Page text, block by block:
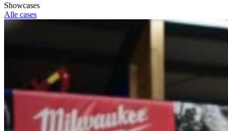
Showcases
Alle cases